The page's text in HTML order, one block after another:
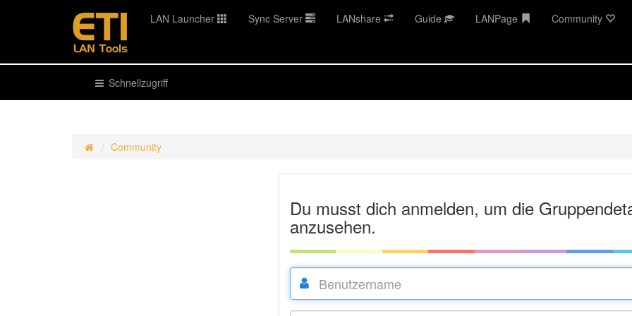
LAN Launcher Sync Server LANshare Guide LANPage Community
Schnellzugriff
Community
Du musst dich anmelden, um die
anzusehen.